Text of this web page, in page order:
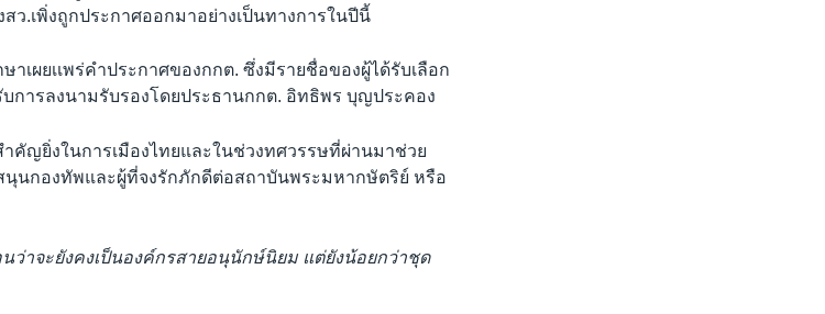
ว.เพิ่งถูกประกาศออกมาอย่างเป็นทางการในปีนี้
าเผยเเพร่คำประกาศของกกต. ซึ่งมีรายชื่อของผู้ได้รับเลือก
การลงนามรับรองโดยประธานกกต. อิทธิพร บุญประคอง
คัญยิ่งในการเมืองไทยและในช่วงทศวรรษที่ผ่านมาช่วย
นกองทัพและผู้ที่จงรักภักดีต่อสถาบันพระมหากษัตริย์ หรือ
นว่าจะยังคงเป็นองค์กรสายอนุนักษ์นิยม แต่ยังน้อยกว่าชุด